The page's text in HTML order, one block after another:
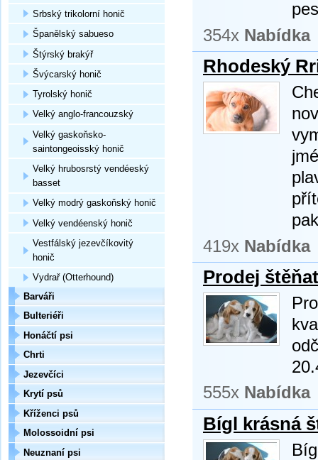
354x Nabídka
Rhodeský
419x Nabídka
Prodej štěňat
555x Nabídka
Bígl krásná
Srbský trikolorní honič
Španělský sabueso
Štýrský brakýř
Švýcarský honič
Tyrolský honič
Velký anglo-francouzský
Velký gaskoňsko-
saintongeoisský honič
Velký hrubosrstý vendéeský
basset
Velký modrý gaskoňský honič
Velký vendéenský honič
Vestfálský jezevčíkovitý
honič
Vydrař (Otterhound)
Barváři
Bulteriéři
Honáčtí psi
Chrti
Jezevčíci
Krytí psů
Kříženci psů
Molossoidní psi
Neuznaní psi